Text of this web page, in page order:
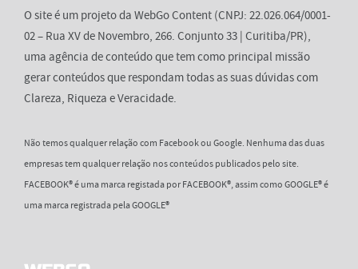
O site é um projeto da WebGo Content (CNPJ: 22.026.064/0001-
02 – Rua XV de Novembro, 266. Conjunto 33 | Curitiba/PR),
uma agência de conteúdo que tem como principal missão
gerar conteúdos que respondam todas as suas dúvidas com
Clareza, Riqueza e Veracidade.
Não temos qualquer relação com Facebook ou Google. Nenhuma das duas
empresas tem qualquer relação nos conteúdos publicados pelo site.
FACEBOOK® é uma marca registada por FACEBOOK®, assim como GOOGLE® é
uma marca registrada pela GOOGLE®